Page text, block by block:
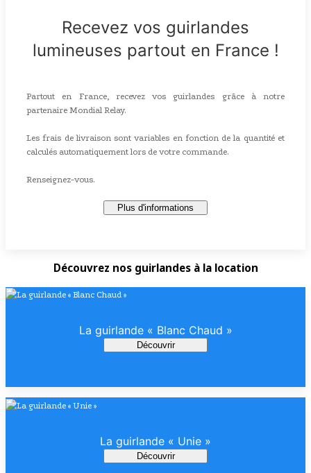
Recevez vos guirlandes
lumineuses partout en France !
Partout en France, recevez vos guirlandes grâce à notre
partenaire Mondial Relay.
Les frais de livraison sont variables en fonction de la quantité et
calculés automatiquement lors de votre commande.
Renseignez-vous.
Plus d'informations
Découvrez nos guirlandes à la location
La guirlande « Blanc Chaud »
Découvrir
La guirlande « Unie »
Découvrir